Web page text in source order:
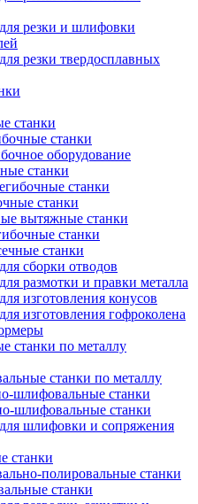
резки и шлифовки
резки твердосплавных
станки
станки
оборудование
станки
станки
станки
вытяжные станки
станки
станки
сборки отводов
размотки и правки металла
изготовления конусов
изготовления гофроколена
станки по металлу
станки по металлу
шлифовальные станки
шлифовальные станки
шлифовки и сопряжения
станки
полировальные станки
станки